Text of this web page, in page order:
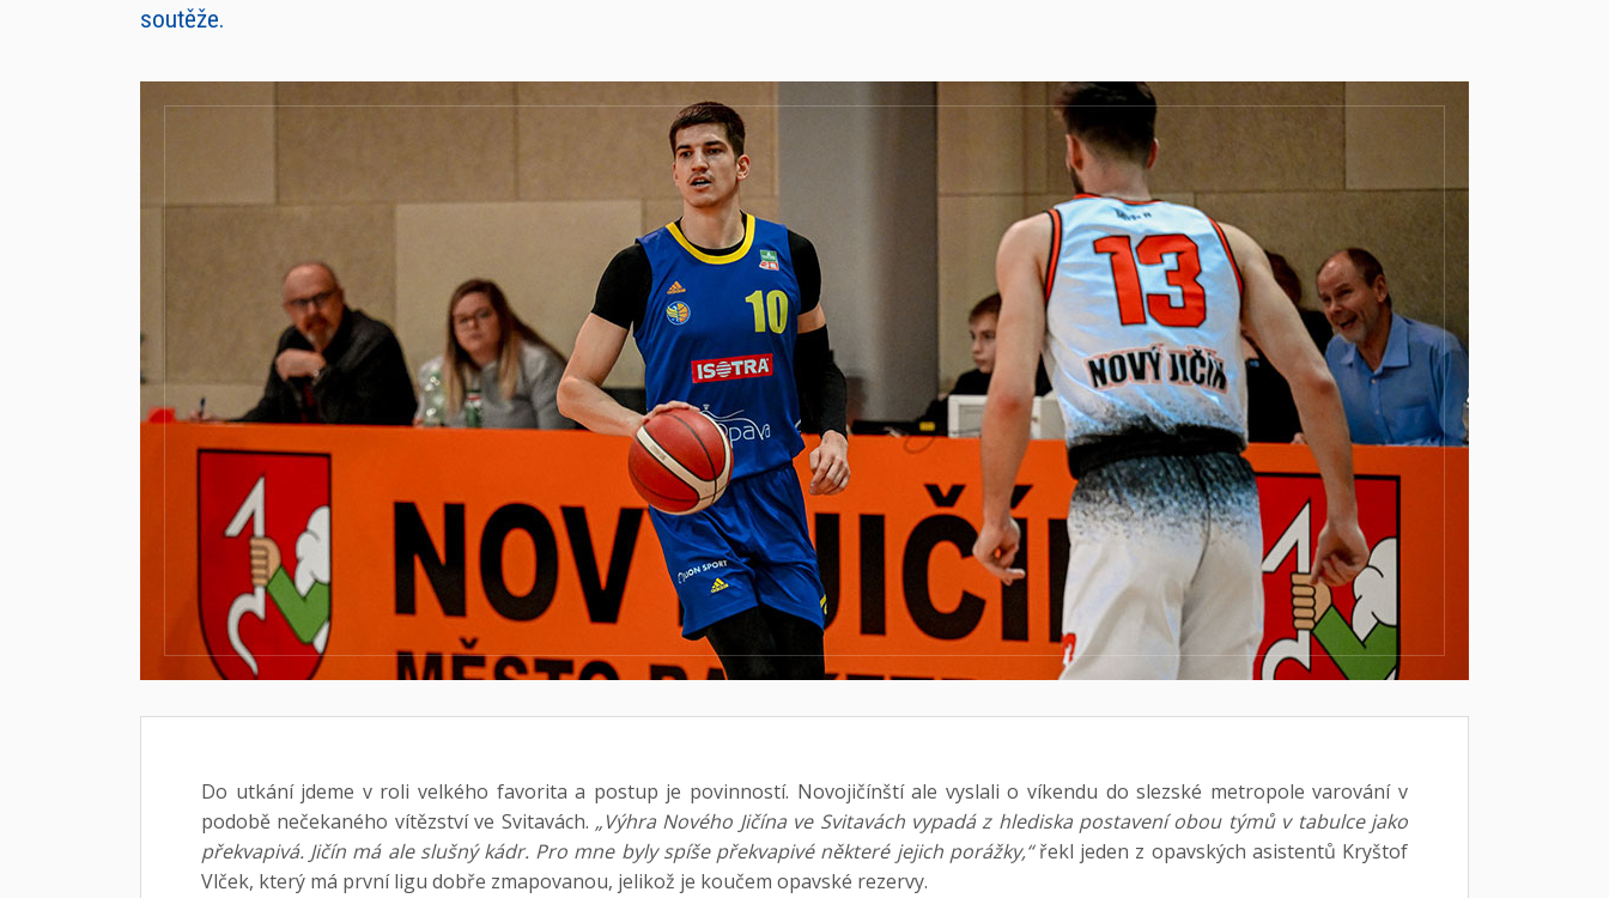
soutěže.
Do utkání jdeme v roli velkého favorita a postup je povinností. Novojičínští ale vyslali o víkendu do slezské metropole varování v
podobě nečekaného vítězství ve Svitavách. „Výhra Nového Jičína ve Svitavách vypadá z hlediska postavení obou týmů v tabulce jako
překvapivá. Jičín má ale slušný kádr. Pro mne byly spíše překvapivé některé jejich porážky,“řekl jeden z opavských asistentů Kryštof
Vlček, který má první ligu dobře zmapovanou, jelikož je koučem opavské rezervy.